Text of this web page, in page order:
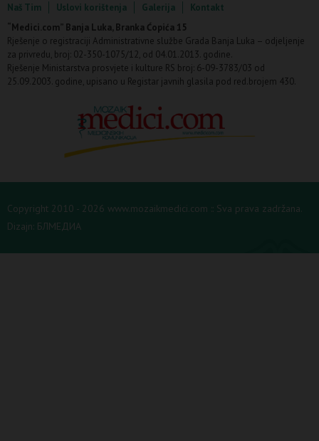
Naš Tim Uslovi korištenja Galerija
Kontakt
“Medici.com” Banja Luka, Branka Ćopića 15
Rješenje o registraciji Administrativne službe Grada Banja Luka – odjeljenje
za privredu, broj: 02-350-1075/12, od 04.01.2013. godine.
Rješenje Ministarstva prosvjete i kulture RS broj: 6-09-3783/03 od
25.09.2003. godine, upisano u Registar javnih glasila pod red.brojem 430.
Copyright 2010 - 2026 www.mozaikmedici.com :: Sva prava zadržana.
Dizajn: БЛМЕДИА